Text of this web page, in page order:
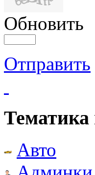
Обновить
Отправить
Авто